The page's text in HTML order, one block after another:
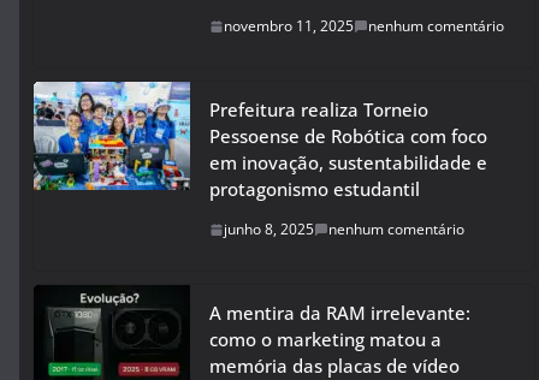
novembro 11, 2025 nenhum comentário
Prefeitura realiza Torneio
Pessoense de Robótica com foco
em inovação, sustentabilidade e
protagonismo estudantil
junho 8, 2025 nenhum comentário
A mentira da RAM irrelevante:
como o marketing matou a
memória das placas de vídeo